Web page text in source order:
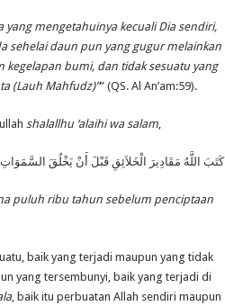
mengetahuinya kecuali Dia sendiri,
sehelai daun pun yang gugur melainkan
bumi, dan tidak sesuatu yang
(Lauh Mahfudz)”” (QS. Al An’am:59).
shalallhu ‘alaihi wa salam,
كَتَبَ اللَّهُ مَقَادِيرَ الْخَلاَئِقِ قَبْلَ أَنْ يَخْلُقَ
puluh ribu tahun sebelum penciptaan
baik yang terjadi maupun yang tidak
yang tersembunyi, baik yang terjadi di
, baik itu perbuatan Allah sendiri maupun